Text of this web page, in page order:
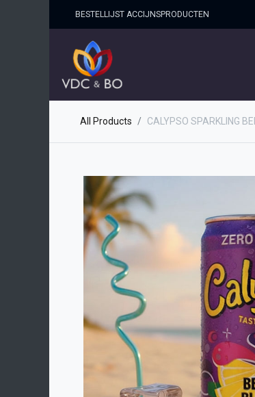
BESTELLIJST ACCIJNSPRO​DUCTEN
All Products CALYPSO SPARKLING